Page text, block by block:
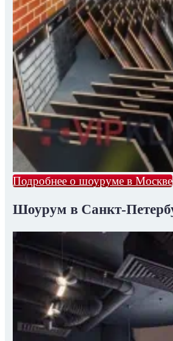
Подробнее о шоуруме в Москве
Шоурум в Санкт-